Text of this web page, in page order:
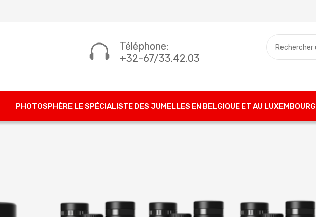
Téléphone:
+32-67/33.42.03
PHOTOSPHÈRE LE SPÉCIALISTE DES JUMELLES EN BELGIQUE ET AU LUXEMBOURG